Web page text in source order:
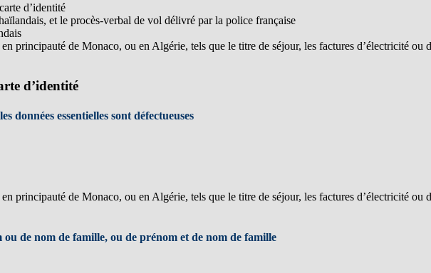
d’identité
et le procès-verbal de vol délivré par la police française
principauté de Monaco, ou en Algérie, tels que le titre de séjour, les factures d’électricité ou
d’identité
données essentielles sont défectueuses
principauté de Monaco, ou en Algérie, tels que le titre de séjour, les factures d’électricité ou
ou de nom de famille, ou de prénom et de nom de famille